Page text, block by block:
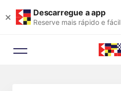
× Descarregue a app
Reserve mais rápido e fácil